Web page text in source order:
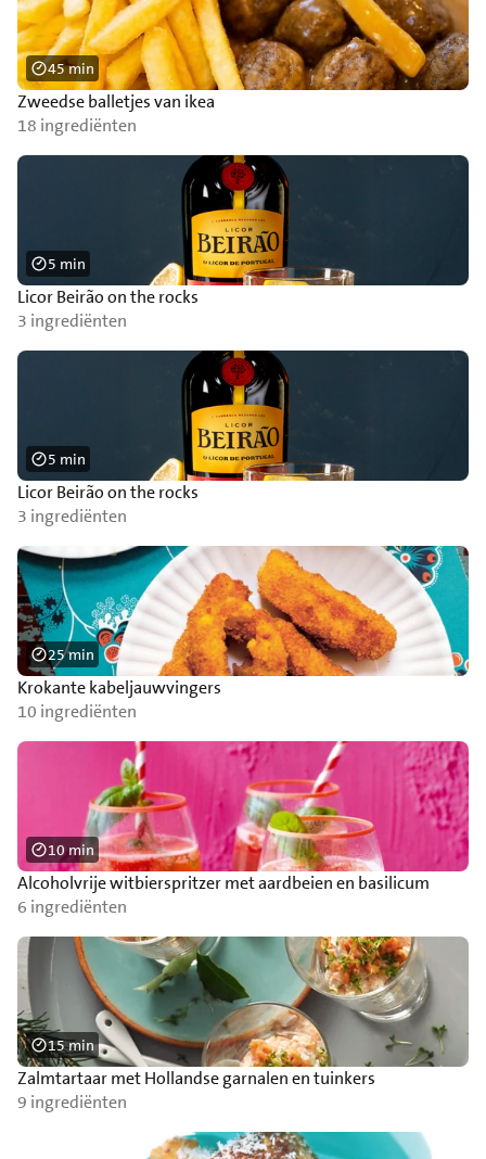
Zweedse balletjes van ikea
18 ingrediënten
45 min
Licor Beirão on the rocks
3 ingrediënten
5 min
Licor Beirão on the rocks
3 ingrediënten
5 min
Krokante kabeljauwvingers
10 ingrediënten
25 min
Alcoholvrije witbierspritzer met aardbeien en basilicum
6 ingrediënten
10 min
Zalmtartaar met Hollandse garnalen en tuinkers
9 ingrediënten
15 min